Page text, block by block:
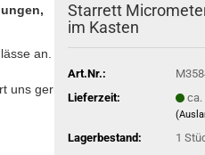
an.
uns gern:
Starrett
im Kasten
Art.Nr.:
Lieferzeit:
ca.
Lagerbestand: 1